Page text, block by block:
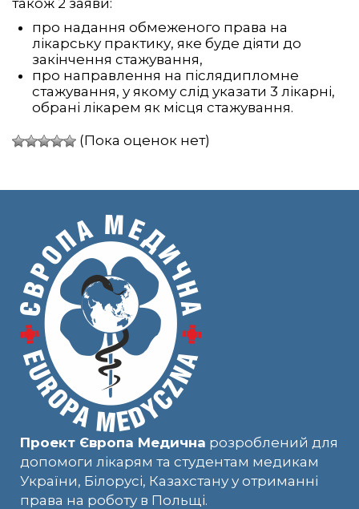
про надання обмеженого права на
лікарську практику, яке буде діяти до
закінчення стажування,
про направлення на післядипломне
стажування, у якому слід указати 3 лікарні,
обрані лікарем як місця стажування.
(Пока оценок нет)
Проект Європа Медична розроблений для
допомоги лікарям та студентам медикам
України, Білорусі, Казахстану у отриманні
права на роботу в Польщі.